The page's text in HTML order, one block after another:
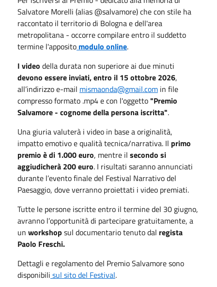
Salvatore Morelli (alias @salvamore) che con stile ha
raccontato il territorio di Bologna e dell'area
metropolitana - occorre compilare entro il suddetto
termine l'apposito modulo online.
I video della durata non superiore ai due minuti
devono essere inviati,entro il 15 ottobre 2026,
all’indirizzo e-mail mismaonda@gmail.com in file
compresso formato .mp4 e con l'oggetto"Premio
Salvamore - cognome della persona iscritta".
Una giuria valuterà i video in base a originalità,
impatto emotivo e qualità tecnica/narrativa. Il primo
premio è di 1.000 euro, mentre il secondo si
aggiudicherà 200 euro. I risultati saranno annunciati
durante l’evento finale del Festival Narrativo del
Paesaggio, dove verranno proiettati i video premiati.
Tutte le persone iscritte entro il termine del 30 giugno,
avranno l’opportunità di partecipare gratuitamente, a
un workshop sul documentario tenuto dal regista
Paolo Freschi.
Dettagli e regolamento del Premio Salvamore sono
disponibili sul sito del Festival.